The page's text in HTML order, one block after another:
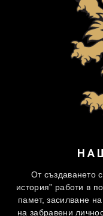
От създаването
история” работи в
памет, засилване
на забравени